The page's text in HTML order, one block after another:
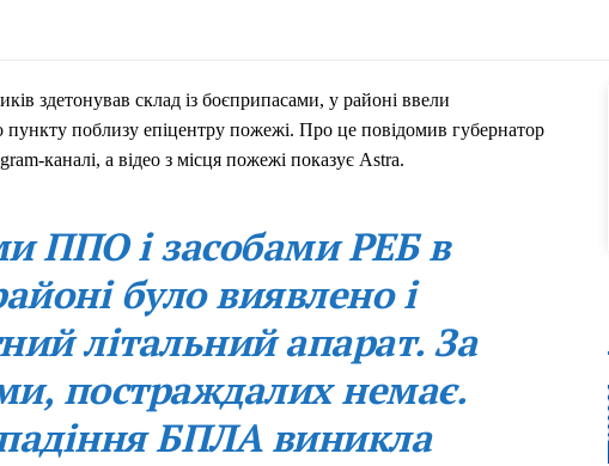
здетонував склад із боєприпасами, у районі ввели
поблизу епіцентру пожежі. Про це повідомив губернатор
каналі, а відео з місця пожежі показує Аstra.
ППО і засобами РЕБ в
було виявлено і
літальний апарат. За
постраждалих немає.
БПЛА виникла